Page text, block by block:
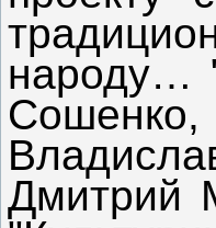
народу…
Дмитрий